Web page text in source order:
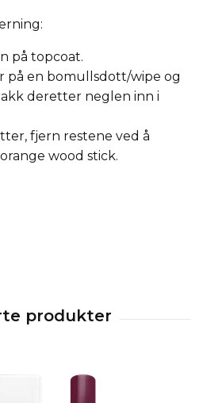
på topcoat.
på en bomullsdott/wipe og
deretter neglen inn i
fjern restene ved å
wood stick.